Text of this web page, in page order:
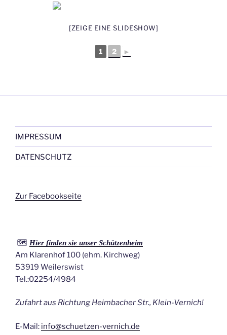
[ZEIGE EINE SLIDESHOW]
1 2 ►
IMPRESSUM
DATENSCHUTZ
Zur Facebookseite
🗺️ Hier finden sie unser Schützenheim
Am Klarenhof 100 (ehm. Kirchweg)
53919 Weilerswist
Tel.:02254/4984
Zufahrt aus Richtung Heimbacher Str., Klein-Vernich!
E-Mail: info@schuetzen-vernich.de